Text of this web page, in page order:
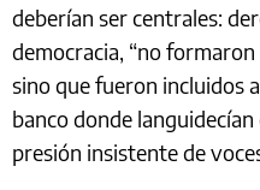
deberían ser centrales:
democracia, “no
sino que fueron incluidos
banco donde
presión insistente de